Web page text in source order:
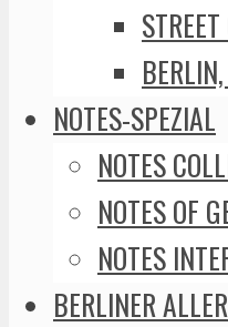
NOTES-SPEZIAL
NOTES
NOTES OF
NOTES
BERLINER